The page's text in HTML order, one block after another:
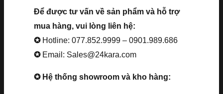
Để được tư vấn về sản phẩm và hỗ trợ
mua hàng, vui lòng liên hệ:
✪ Hotline: 077.852.9999 – 0901.989.686
✪ Email: Sales@24kara.com
✪ Hệ thống showroom và kho hàng: